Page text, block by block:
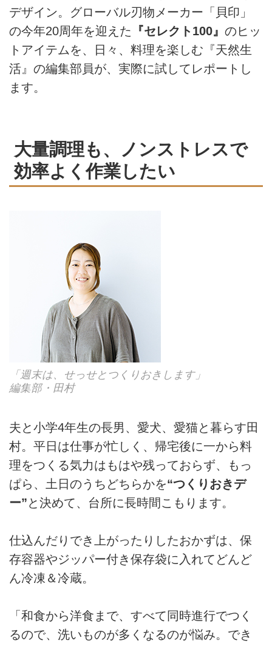
デザイン。グローバル刃物メーカー「貝印」
の今年20周年を迎えた 『セレクト100』 のヒッ
トアイテムを、日々、料理を楽しむ『天然生
活』の編集部員が、実際に試してレポートし
ます。
大量調理も、ノンストレスで
効率よく作業したい
「週末は、せっせとつくりおきします」
編集部・田村
夫と小学4年生の長男、愛犬、愛猫と暮らす田
村。平日は仕事が忙しく、帰宅後に一から料
理をつくる気力はもはや残っておらず、もっ
ぱら、土日のうちどちらかを“つくりおきデ
ー”と決めて、台所に長時間こもります。
仕込んだりでき上がったりしたおかずは、保
存容器やジッパー付き保存袋に入れてどんど
ん冷凍＆冷蔵。
「和食から洋食まで、すべて同時進行でつく
るので、洗いものが多くなるのが悩み。でき